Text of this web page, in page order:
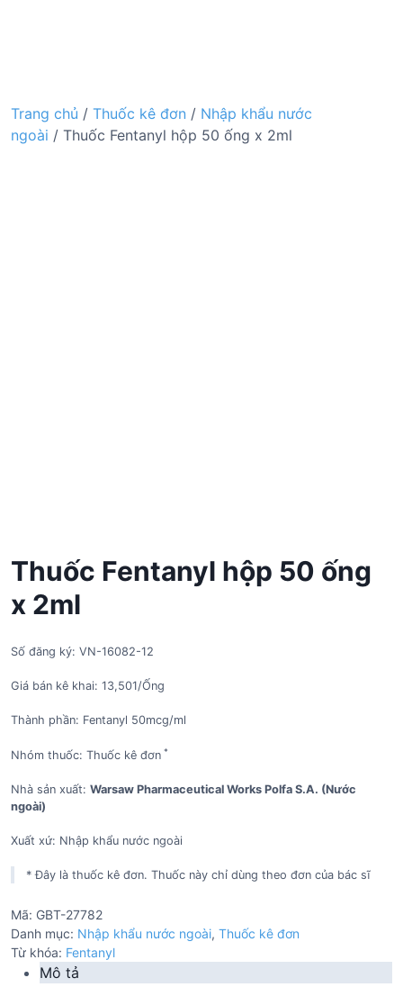
Trang chủ / Thuốc kê đơn / Nhập khẩu nước
ngoài / Thuốc Fentanyl hộp 50 ống x 2ml
Thuốc Fentanyl hộp 50 ống
x 2ml
Số đăng ký: VN-16082-12
Giá bán kê khai: 13,501/Ống
Thành phần: Fentanyl 50mcg/ml
Nhóm thuốc: Thuốc kê đơn *
Nhà sản xuất: Warsaw Pharmaceutical Works Polfa S.A. (Nước
ngoài)
Xuất xứ: Nhập khẩu nước ngoài
* Đây là thuốc kê đơn. Thuốc này chỉ dùng theo đơn của bác sĩ
Mã: GBT-27782
Danh mục: Nhập khẩu nước ngoài, Thuốc kê đơn
Từ khóa: Fentanyl
Mô tả